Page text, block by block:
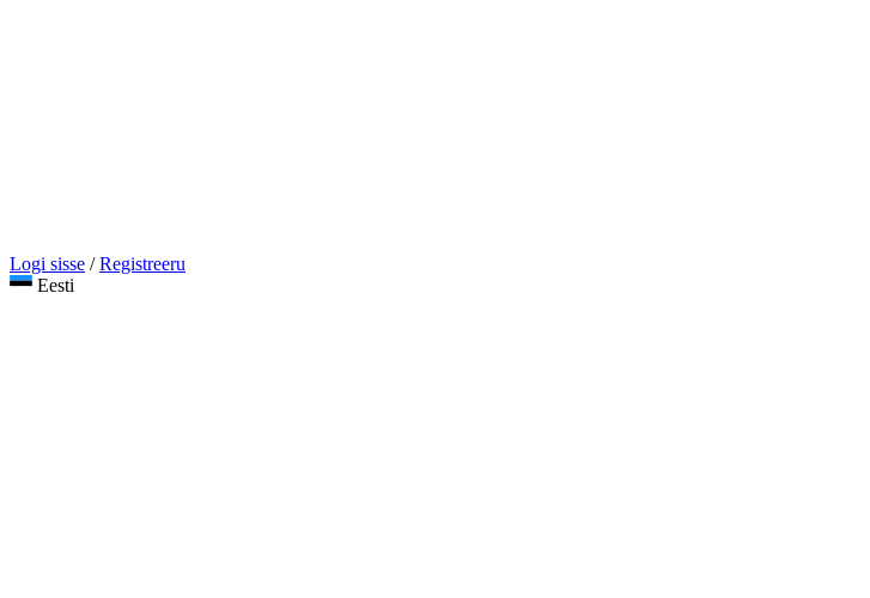
Logi sisse / Registreeru
Eesti